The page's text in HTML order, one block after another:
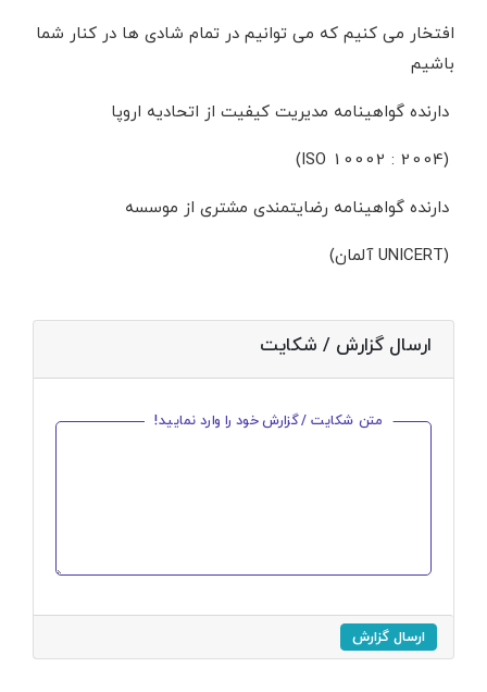
افتخار می کنیم که می توانیم در تمام شادی ها در کنار شما
باشیم
دارنده گواهینامه مدیریت کیفیت از اتحادیه اروپا
دارنده گواهینامه رضایتمندی مشتری از موسسه
ارسال گزارش / شکایت
متن شکایت / گزارش خود را وارد نمایید!
ارسال گزارش